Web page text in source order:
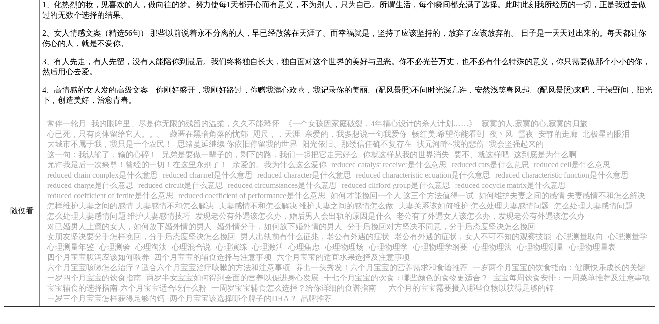
1、化热烈的妆，见喜欢的人，做向往的梦。努力使每1天都开心而有意义，不为别人，只为自己。所谓生活，每个瞬间都充满了选择。此时此刻我所经历的一切，正是我过去做
过的无数个选择的结果。
2、女人情感文案（精选56句） 那些以前说着永不分离的人，早已经散落在天涯了。而幸福就是，坚持了应该坚持的，放弃了应该放弃的。 日子是一天天过出来的。每天都让你
伤心的人，就是不爱你。
3、有人先走，有人先留，没有人能陪你到最后。我们终将独自长大，独自面对这个世界的美好与丑恶。你不必光芒万丈，也不必有什么特殊的意义，你只需要做那个小小的你，
然后用心去爱。
4、高情感的女人发的高级文案！你刚好盛开，我刚好路过，你赠我满心欢喜，我记录你的美丽。(配风景照)不问时光深几许，安然浅笑春风起。(配风景照)来吧，于绿野间，阳光
下，创造美好，治愈青春。
随便看
常伴一轮月 我的眼眸里、尽是你无限的残留的温柔，久久不能释怀 《一个女孩因家庭破裂，4年精心设计的杀人计划……》
寂寞的人,寂寞的心,寂寞的归旅
心已死，只有肉体留给它人。。。
藏匿在黑暗角落的忧郁 咫尺，，天涯 亲爱的，我多想说一句我爱你 畅红美.希望你能看到 夜丶风 雪夜 安静的走廊 北极星的眼泪
大城市不属于我，我只是一个农民！
思绪蔓延继续 你依旧停留我的世界 阳光依旧、那缕信任确不复存在 状元河畔~我的悲伤 我会坚强起来的
这一句：我认输了，输的心碎！
兄弟是要做一辈子的，剩下的路，我们一起把它走完好么 你就这样从我的世界消失 要不、就这样吧 这到底是为什么啊
允许我最后一次祭尊！曾经的一切！在这里永别了！
亲爱的。我为什么这么爱你 reduced catalyst receiver是什么意思 reduced cats是什么意思
reduced cell是什么意思
reduced chain complex是什么意思
reduced channel是什么意思 reduced character是什么意思 reduced characteristic equation是什么意思
reduced characteristic function是什么意思
reduced charge是什么意思
reduced circuit是什么意思 reduced circumstances是什么意思 reduced clifford group是什么意思
reduced cocycle matrix是什么意思
reduced coefficient of ferrite是什么意思
reduced coefficient of performance是什么意思 如何才能挽回一个人 这三个方法值得一试
如何维护夫妻之间的感情 夫妻感情不和怎么解决
怎样维护夫妻之间的感情 夫妻感情不和怎么解决
夫妻感情不和怎么解决 维护夫妻之间的感情怎么做 夫妻关系该如何维护 怎么处理夫妻感情问题
怎么处理夫妻感情问题
怎么处理夫妻感情问题 维护夫妻感情技巧
发现老公有外遇该怎么办，婚后男人会出轨的原因是什么
老公有了外遇女人该怎么办，发现老公有外遇该怎么办
对已婚男人上瘾的女人，如何放下婚外情的男人
婚外情分手，如何放下婚外情的男人
分手后挽回对方坚决不同意，分手后态度坚决怎么挽回
女朋友坚决要分手怎样挽回，分手后态度坚决怎么挽回
男人出轨前有什么征兆，老公有外遇的症状 老公有外遇的症状，女人不可不知的观察技能 心理测量取向
心理测量学
心理测量年鉴
心理测验 心理淘汰 心理混合说 心理演练 心理激活 心理焦虑 心理物理场 心理物理学 心理物理学纲要 心理物理法 心理物理测量
心理物理量表
四个月宝宝腹泻应该如何喂养
四个月宝宝的辅食选择与注意事项
六个月宝宝的适宜水果选择及注意事项
六个月宝宝咳嗽怎么治疗？适合六个月宝宝治疗咳嗽的方法和注意事项
养出一头秀发！六个月宝宝的营养需求和食谱推荐
一岁两个月宝宝的饮食指南：健康快乐成长的关键
一岁四个月宝宝的饮食指南 两岁半女宝宝如何得到全面的营养以促进身心发展 十七个月宝宝的饮食：哪些颜色的食物更适合？
宝宝每周饮食安排：一周菜单推荐及注意事项
宝宝辅食的选择指南-六个月宝宝适合吃什么粉
一周岁宝宝辅食怎么选择？给你详细的食谱指南！
六个月的宝宝需要摄入哪些食物以获得足够的锌
一岁三个月宝宝怎样获得足够的钙
两个月宝宝该选择哪个牌子的DHA？| 品牌推荐